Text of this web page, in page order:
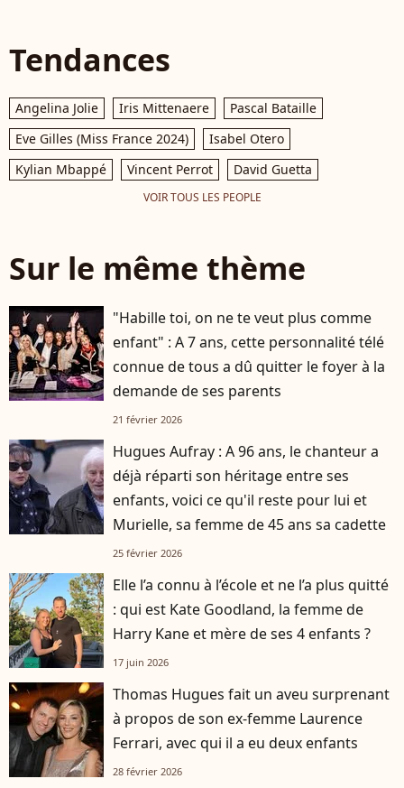
Tendances
Angelina Jolie Iris Mittenaere
Pascal Bataille
Eve Gilles (Miss France 2024)
Isabel Otero
Kylian Mbappé
Vincent Perrot David Guetta
VOIR TOUS LES PEOPLE
Sur le même thème
"Habille toi, on ne te veut plus comme
enfant" : A 7 ans, cette personnalité télé
connue de tous a dû quitter le foyer à la
demande de ses parents
21 février 2026
Hugues Aufray : A 96 ans, le chanteur a
déjà réparti son héritage entre ses
enfants, voici ce qu'il reste pour lui et
Murielle, sa femme de 45 ans sa cadette
25 février 2026
Elle l’a connu à l’école et ne l’a plus quitté
: qui est Kate Goodland, la femme de
Harry Kane et mère de ses 4 enfants ?
17 juin 2026
Thomas Hugues fait un aveu surprenant
à propos de son ex-femme Laurence
Ferrari, avec qui il a eu deux enfants
28 février 2026